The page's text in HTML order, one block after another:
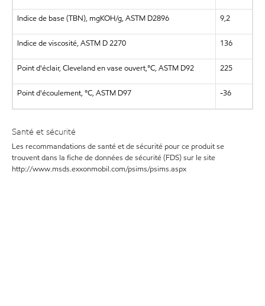
Indice de base (TBN), mgKOH/g, ASTM D2896 9,2
Indice de viscosité, ASTM D 2270 136
Point d'éclair, Cleveland en vase ouvert,°C, ASTM D92 225
Point d'écoulement, °C, ASTM D97 -36
Santé et sécurité
Les recommandations de santé et de sécurité pour ce produit se
trouvent dans la fiche de données de sécurité (FDS) sur le site
http://www.msds.exxonmobil.com/psims/psims.aspx